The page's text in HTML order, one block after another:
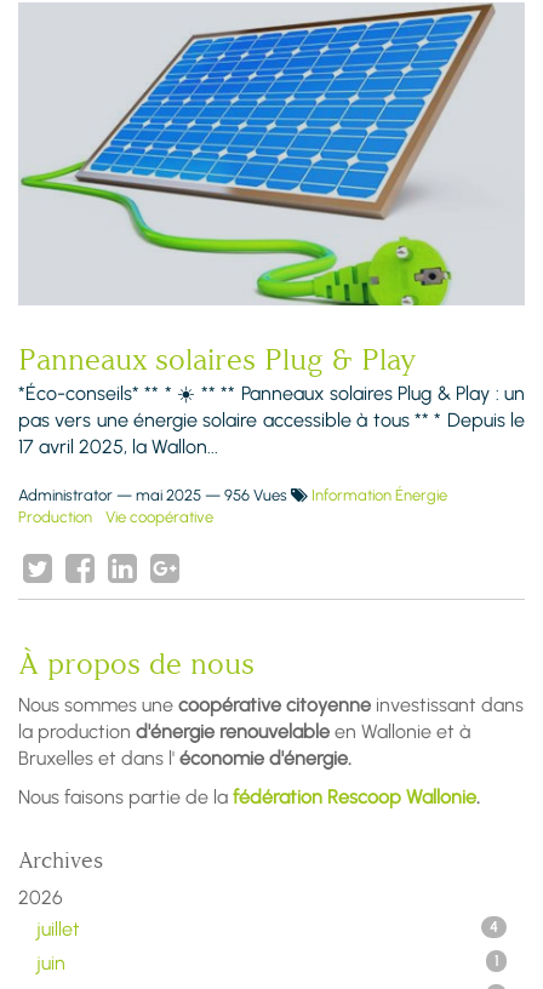
Panneaux solaires Plug & Play
*Éco-conseils* ** * ☀️ ** ** Panneaux solaires Plug & Play : un
pas vers une énergie solaire accessible à tous ** * Depuis le
17 avril 2025, la Wallon...
Administrator — mai 2025 — 956 Vues
Information Énergie
Production
Vie coopérative
À propos de nous
Nous sommes une coopérative citoyenne investissant dans
la production d'énergie renouvelable en Wallonie et à
Bruxelles et dans l' économie d'énergie.
Nous faisons partie de la fédération Rescoop Wallonie.
Archives
2026
juillet
4
juin 1